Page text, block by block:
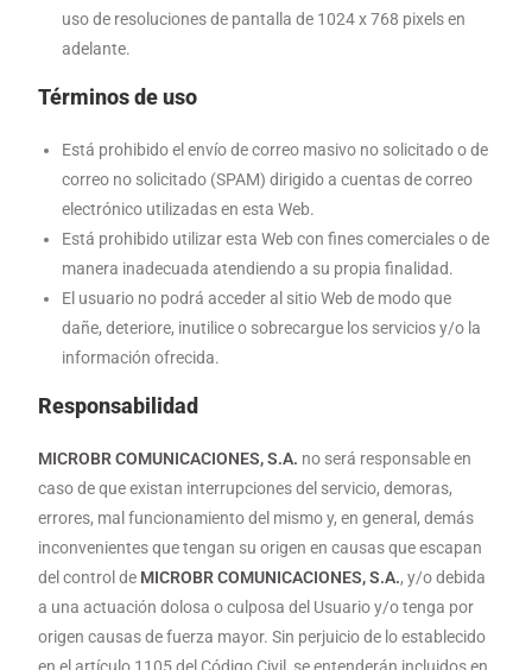
uso de resoluciones de pantalla de 1024 x 768 pixels en
adelante.
Términos de uso
Está prohibido el envío de correo masivo no solicitado o de
correo no solicitado (SPAM) dirigido a cuentas de correo
electrónico utilizadas en esta Web.
Está prohibido utilizar esta Web con fines comerciales o de
manera inadecuada atendiendo a su propia finalidad.
El usuario no podrá acceder al sitio Web de modo que
dañe, deteriore, inutilice o sobrecargue los servicios y/o la
información ofrecida.
Responsabilidad
MICROBR COMUNICACIONES, S.A. no será responsable en
caso de que existan interrupciones del servicio, demoras,
errores, mal funcionamiento del mismo y, en general, demás
inconvenientes que tengan su origen en causas que escapan
del control de MICROBR COMUNICACIONES, S.A., y/o debida
a una actuación dolosa o culposa del Usuario y/o tenga por
origen causas de fuerza mayor. Sin perjuicio de lo establecido